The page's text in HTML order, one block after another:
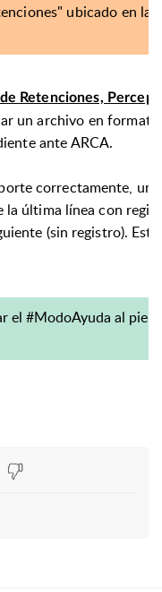
ubicado en la
Retenciones,
un archivo en
ante ARCA.
correctamente,
última línea con
(sin registro).
el #ModoAyuda al pie